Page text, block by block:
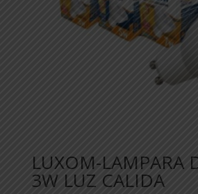
LUXOM-LAMPARA
3W LUZ CALIDA